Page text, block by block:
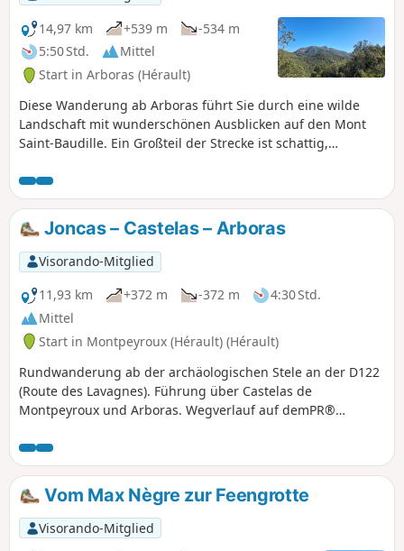
14,97 km
+539 m
-534 m
5:50 Std.
Mittel
Start in Arboras (Hérault)
Diese Wanderung ab Arboras führt Sie durch eine wilde
Landschaft mit wunderschönen Ausblicken auf den Mont
Saint-Baudille. Ein Großteil der Strecke ist schattig,
Parlatges, sodass Sie diese Wanderung auch bei
Sonnenschein unternehmen können. Die vorgeschlagenen
Wege sind leicht (sanfte Steigung und sehr wenige Steine),
aber da sie nicht markiert sind, muss man sich gut
orientieren können.
Joncas – Castelas – Arboras
Visorando-Mitglied
11,93 km
+372 m -372 m
4:30 Std.
Mittel
Start in Montpeyroux (Hérault) (Hérault)
Rundwanderung ab der archäologischen Stele an der D122
(Route des Lavagnes). Führung über Castelas de
Montpeyroux und Arboras. Wegverlauf auf demPR®
d'Arles“). Zwei kleine Rundwege um Arboras können
umgangen werden, wodurch sich die Rundwanderung um
etwa 3 km verkürzt.
Vom Max Nègre zur Feengrotte
Visorando-Mitglied